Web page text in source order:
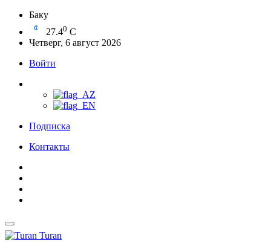
Баку
27.40 C
Четверг, 6 август 2026
Войти
Подписка
Контакты
Turan